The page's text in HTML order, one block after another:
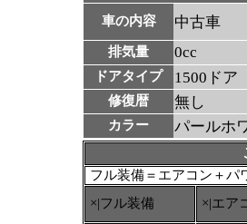
車の内容
中古車
排気量 0cc
ドアタイプ 1500ドア
修復暦 無し
カラー パールホ
フル装備＝エアコン＋パ
×|フル装備
×|エア